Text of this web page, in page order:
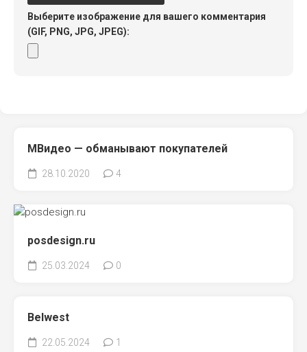
Выберите изображение для вашего комментария
(GIF, PNG, JPG, JPEG):
МВидео — обманывают покупателей
28.10.2020 4
posdesign.ru
25.03.2024 0
Belwest
22.05.2024 1